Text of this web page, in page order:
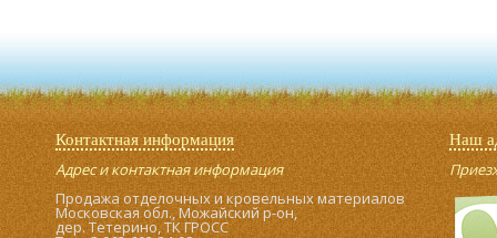
Контактная информация
Адрес и контактная информация
Продажа отделочных и кровельных материалов
Московская обл., Можайский р-он,
дер. Тетерино, ТК ГРОСС
Наш